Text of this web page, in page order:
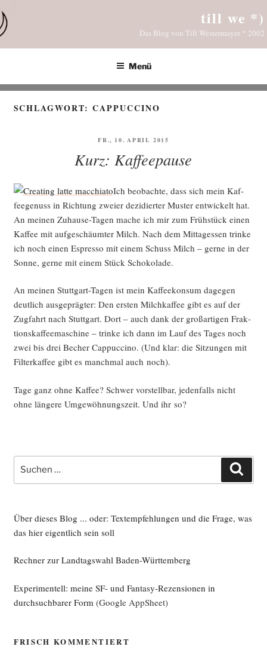
Inhalt
springen
till we *)
Das Blog von Till Westermayer * 2002
Menü
SCHLAGWORT:CAPPUCCINO
VERÖFFENTLICHT
FR., 10. APRIL 2015
Kurz: Kaffeepause
Ich beob­ach­te, dass sich mein Kaf­
fee­ge­nuss in Rich­tung zwei­er dezi­dier­ter Mus­ter ent­wi­ckelt hat.
An mei­nen Zuhau­se-Tagen mache ich mir zum Früh­stück einen
Kaf­fee mit auf­ge­schäum­ter Milch. Nach dem Mit­tag­essen trin­ke
ich noch einen Espres­so mit einem Schuss Milch – ger­ne in der
Son­ne, ger­ne mit einem Stück Schokolade.
An mei­nen Stutt­gart-Tagen ist mein Kaf­fee­kon­sum dage­gen
deut­lich aus­ge­präg­ter: Den ers­ten Milch­kaf­fee gibt es auf der
Zug­fahrt nach Stutt­gart. Dort – auch dank der groß­ar­ti­gen Frak­
ti­ons­kaf­fee­ma­schi­ne – trin­ke ich dann im Lauf des Tages noch
zwei bis drei Becher Cap­puc­ci­no. (Und klar: die Sit­zun­gen mit
Fil­ter­kaf­fee gibt es manch­mal auch noch).
Tage ganz ohne Kaf­fee? Schwer vor­stell­bar, jeden­falls nicht
ohne län­ge­re Umge­wöh­nungs­zeit. Und ihr so?
Suche
nach:
Über dieses Blog ... oder: Textempfehlungen und die Frage, was
das hier eigentlich sein soll
Rechner zur Landtagswahl Baden-Württemberg
Experimentell: meine SF- und Fantasy-Rezensionen in
durchsuchbarer Form (Google AppSheet)
FRISCH KOMMENTIERT